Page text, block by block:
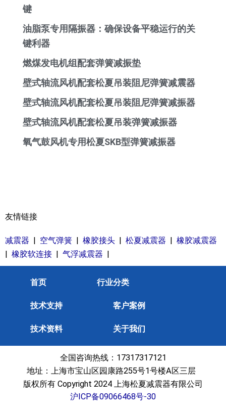
键
油脂泵专用隔振器：确保设备平稳运行的关
键利器
燃煤发电机组配套弹簧减振垫
壁式轴流风机配套松夏吊装阻尼弹簧减震器
壁式轴流风机配套松夏吊装阻尼弹簧减振器
壁式轴流风机配套松夏吊装弹簧减振器
氧气鼓风机专用松夏SKB型弹簧减振器
友情链接
减震器 | 空气弹簧 | 橡胶接头 | 松夏减震器 | 橡胶减震器
| 橡胶软连接 | 气浮减震器 |
首页 行业分类
技术支持 客户案例
技术资料 关于我们
全国咨询热线：17317317121
地址：上海市宝山区园康路255号1号楼A区三层
版权所有 Copyright 2024 上海松夏减震器有限公司
沪ICP备09066468号-30